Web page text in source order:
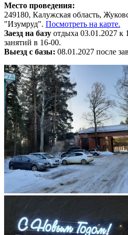
Место проведения:
249180, Калужская область,
"Изумруд". Посмотреть на карте.
Заезд на базу отдыха 03.01.2027 к
занятий в 16-00.
Выезд с базы: 08.01.2027 после